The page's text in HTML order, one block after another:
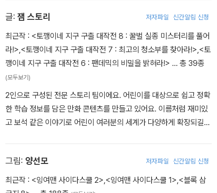
글: 잼 스토리 저자파일 신간알림 신청
최근작 : <토깽이네 지구 구출 대작전 8 : 꿀벌 실종 미스터리를 풀어
라!> <토깽이네 지구 구출 대작전 7 : 최고의 청소부를 찾아라!> <토
깽이네 지구 구출 대작전 6 : 팬데믹의 비밀을 밝혀라!> … 총 39종
(모두보기)
2인으로 구성된 전문 스토리 팀이에요. 어린이를 대상으로 쉽고 정확
한 학습 정보를 담은 만화 콘텐츠를 만들고 있어요. 이름처럼 재미있
고 보석 같은 이야기로 어린이 여러분의 세계가 다양하게 확장되길
그림: 양선모 저자파일 신간알림 신청
최근작 : <잉여맨 사이다스쿨 2> <잉여맨 사이다스쿨 1> <블록 삼